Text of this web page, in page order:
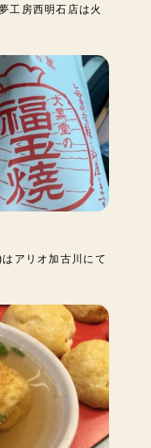
工房西明石店は火
アリオ加古川にて